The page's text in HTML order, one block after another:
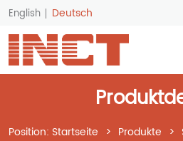
English Deutsch
Position: Startseite > Produkte >